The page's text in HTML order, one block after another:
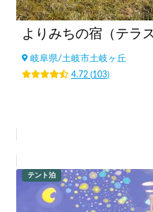
岐阜県/土岐市土岐ヶ丘
4.72(103)
テント泊